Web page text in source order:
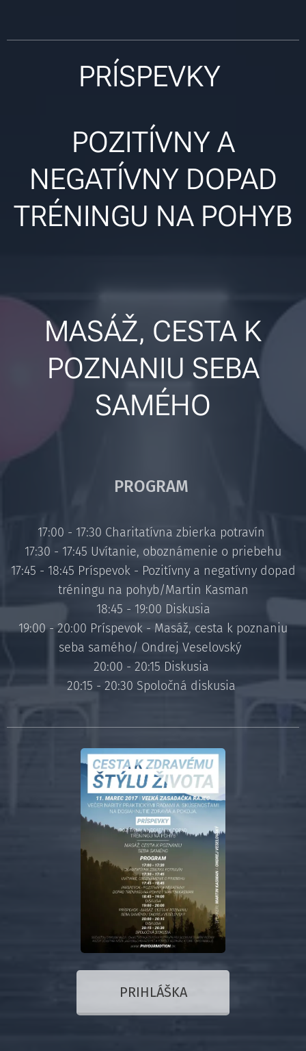
PRÍSPEVKY
POZITÍVNY A
NEGATÍVNY DOPAD
TRÉNINGU NA POHYB
MASÁŽ, CESTA K
POZNANIU SEBA
SAMÉHO
PROGRAM
17:00 - 17:30 Charitatívna zbierka potravín
17:30 - 17:45 Uvítanie, oboznámenie o priebehu
17:45 - 18:45 Príspevok - Pozitívny a negatívny dopad
tréningu na pohyb/Martin Kasman
18:45 - 19:00 Diskusia
19:00 - 20:00 Príspevok - Masáž, cesta k poznaniu
seba samého/ Ondrej Veselovský
20:00 - 20:15 Diskusia
20:15 - 20:30 Spoločná diskusia
PRIHLÁŠKA